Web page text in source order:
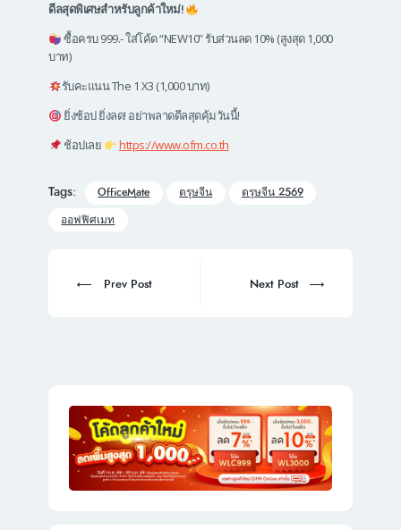
ดีลสุดพิเศษสำหรับลูกค้าใหม่!
ซื้อครบ 999.- ใส่โค้ด “NEW10” รับส่วนลด 10% (สูงสุด 1,000
บาท)
รับคะแนน The 1 X3 (1,000 บาท)
ยิ่งช้อป ยิ่งลด! อย่าพลาดดีลสุดคุ้มวันนี้!
ช้อปเลย
https://www.ofm.co.th
Tags: OfficeMate ตรุษจีน
ตรุษจีน 2569
ออฟฟิศเมท
navigation
Prev
Prev Post
Next
Next Post